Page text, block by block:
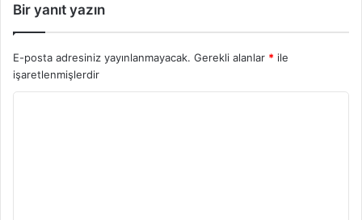
Bir yanıt yazın
E-posta adresiniz yayınlanmayacak. Gerekli alanlar * ile
işaretlenmişlerdir